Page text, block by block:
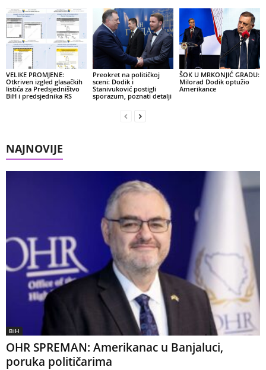
VELIKE PROMJENE:
Otkriven izgled glasačkih
listića za Predsjedništvo
BiH i predsjednika RS
Preokret na političkoj
sceni: Dodik i
Stanivuković postigli
sporazum, poznati detalji
ŠOK U MRKONJIĆ GRADU:
Milorad Dodik optužio
Amerikance
NAJNOVIJE
BiH
OHR SPREMAN: Amerikanac u Banjaluci,
poruka političarima